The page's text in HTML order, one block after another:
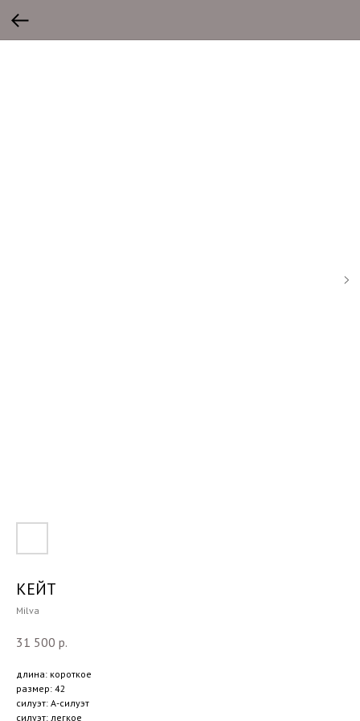
КЕЙТ
Milva
31 500 р.
длина: короткое
размер: 42
силуэт: А-силуэт
силуэт: легкое